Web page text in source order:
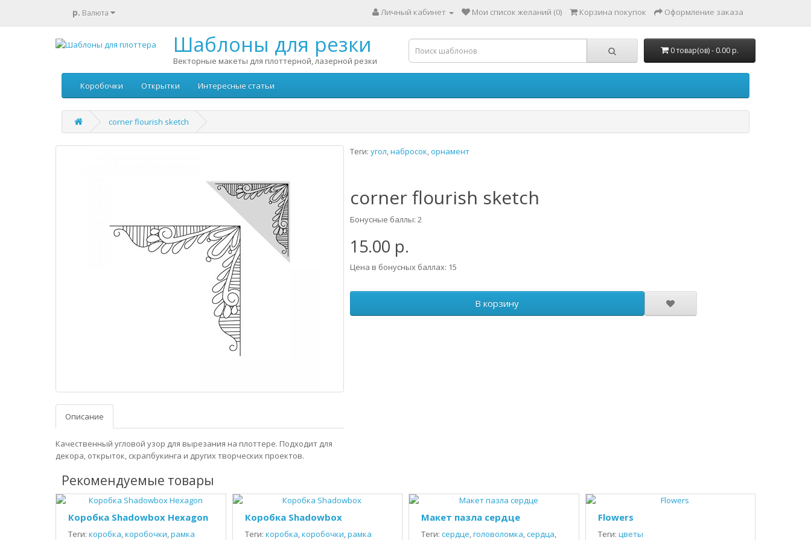
р. Валюта Личный кабинет Мои список желаний (0) Корзина покупок Оформление заказа
Шаблоны для резки
Векторные макеты для плоттерной, лазерной резки
0 товар(ов) - 0.00 р.
Коробочки Открытки Интересные статьи
corner flourish sketch
Описание
Качественный угловой узор для вырезания на плоттере. Подходит для
декора, открыток, скрапбукинга и других творческих проектов.
Теги: угол,набросок,орнамент
corner flourish sketch
Бонусные баллы: 2
15.00 р.
Цена в бонусных баллах: 15
В корзину
Рекомендуемые товары
Коробка Shadowbox Hexagon
Теги: коробка,коробочки,рамка
Коробка Shadowbox
Теги: коробка,коробочки,рамка
Макет пазла сердце
Теги: сердце,головоломка,сердца,
Flowers
Теги: цветы